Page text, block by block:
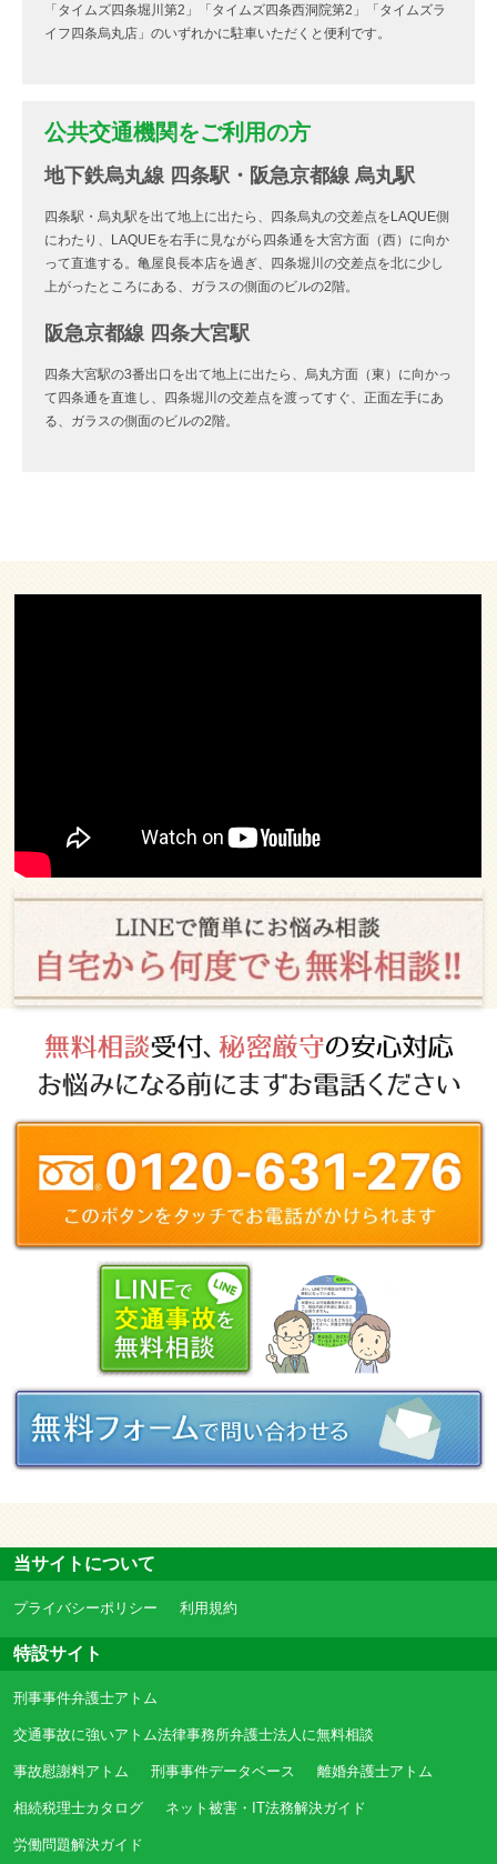
「タイムズ四条堀川第2」「タイムズ四条西洞院第2」「タイムズラ
イフ四条烏丸店」のいずれかに駐車いただくと便利です。
公共交通機関をご利用の方
地下鉄烏丸線 四条駅・阪急京都線 烏丸駅
四条駅・烏丸駅を出て地上に出たら、四条烏丸の交差点をLAQUE側
にわたり、LAQUEを右手に見ながら四条通を大宮方面（西）に向か
って直進する。亀屋良長本店を過ぎ、四条堀川の交差点を北に少し
上がったところにある、ガラスの側面のビルの2階。
阪急京都線 四条大宮駅
四条大宮駅の3番出口を出て地上に出たら、烏丸方面（東）に向かっ
て四条通を直進し、四条堀川の交差点を渡ってすぐ、正面左手にあ
る、ガラスの側面のビルの2階。
当サイトについて
プライバシーポリシー 利用規約
特設サイト
刑事事件弁護士アトム
交通事故に強いアトム法律事務所弁護士法人に無料相談
事故慰謝料アトム 刑事事件データベース 離婚弁護士アトム
相続税理士カタログ ネット被害・IT法務解決ガイド
労働問題解決ガイド